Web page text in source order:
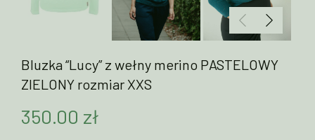
Bluzka “Lucy” z wełny merino PASTELOWY
ZIELONY rozmiar XXS
350.00 zł